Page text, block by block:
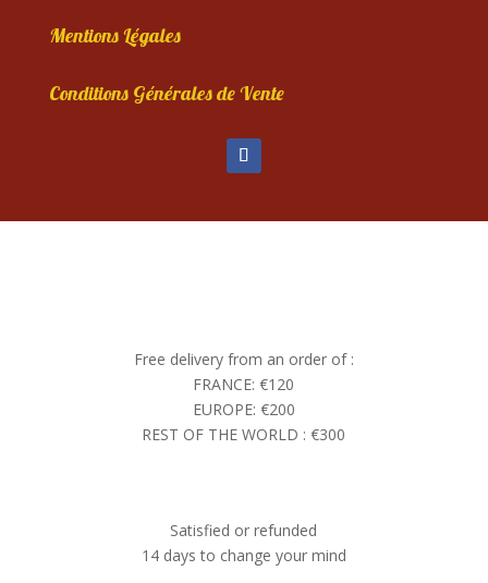
Mentions Légales
Conditions Générales de Vente
Free delivery from an order of :
FRANCE: €120
EUROPE: €200
REST OF THE WORLD : €300
Satisfied or refunded
14 days to change your mind